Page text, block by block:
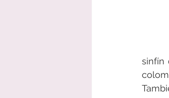
sinfín